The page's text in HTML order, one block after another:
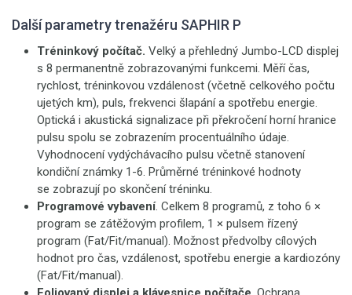
Další parametry trenažéru SAPHIR P
Tréninkový počítač. Velký a přehledný Jumbo-LCD displej
s 8 permanentně zobrazovanými funkcemi. Měří čas,
rychlost, tréninkovou vzdálenost (včetně celkového počtu
ujetých km), puls, frekvenci šlapání a spotřebu energie.
Optická i akustická signalizace při překročení horní hranice
pulsu spolu se zobrazením procentuálního údaje.
Vyhodnocení vydýchávacího pulsu včetně stanovení
kondiční známky 1-6. Průměrné tréninkové hodnoty
se zobrazují po skončení tréninku.
Programové vybavení. Celkem 8 programů, z toho 6 ×
program se zátěžovým profilem, 1 × pulsem řízený
program (Fat/Fit/manual). Možnost předvolby cílových
hodnot pro čas, vzdálenost, spotřebu energie a kardiozóny
(Fat/Fit/manual).